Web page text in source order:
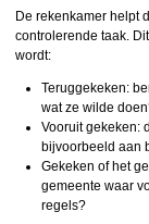
De rekenkamer helpt
controlerende taak.
wordt:
Teruggekeken:
wat ze wilde
Vooruit gekeken:
bijvoorbeeld aan
Gekeken of het
gemeente waar
regels?